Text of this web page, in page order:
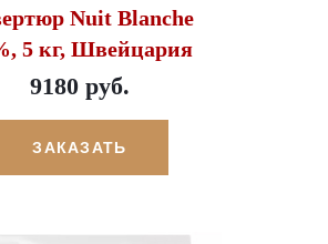
Nuit Blanche
5 кг, Швейцария
9180 руб.
ЗАКАЗАТЬ